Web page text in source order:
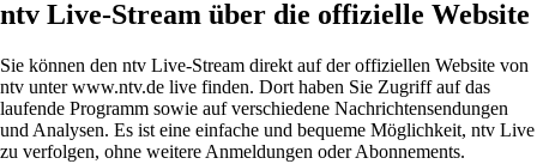
ntv Live-Stream über die offizielle Website
Sie können den ntv Live-Stream direkt auf der offiziellen Website von
ntv unter www.ntv.de live finden. Dort haben Sie Zugriff auf das
laufende Programm sowie auf verschiedene Nachrichtensendungen
und Analysen. Es ist eine einfache und bequeme Möglichkeit, ntv Live
zu verfolgen, ohne weitere Anmeldungen oder Abonnements.